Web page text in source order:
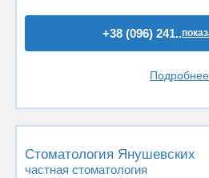
+38 (096) 241..
Подробнее
Стоматология Янушевских
частная стоматология